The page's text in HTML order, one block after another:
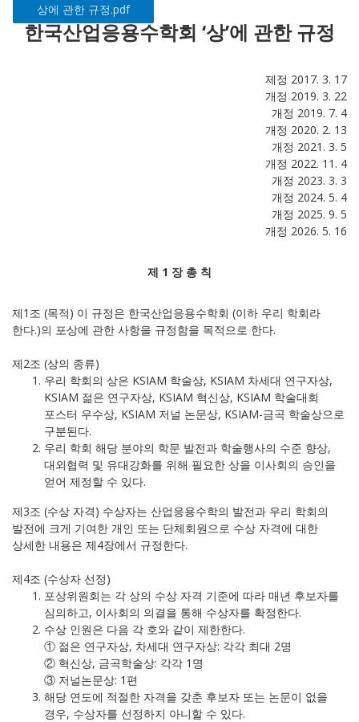
상에 관한 규정.pdf
한국산업응용수학회 ‘상’에 관한 규정
제정 2017. 3. 17
개정 2019. 3. 22
개정 2019. 7. 4
개정 2020. 2. 13
개정 2021. 3. 5
개정 2022. 11. 4
개정 2023. 3. 3
개정 2024. 5. 4
개정 2025. 9. 5
개정 2026. 5. 16
제 1 장 총 칙
제1조 (목적) 이 규정은 한국산업응용수학회 (이하 우리 학회라
한다.)의 포상에 관한 사항을 규정함을 목적으로 한다.
제2조 (상의 종류)
우리 학회의 상은 KSIAM 학술상, KSIAM 차세대 연구자상,
KSIAM 젊은 연구자상, KSIAM 혁신상, KSIAM 학술대회
포스터 우수상, KSIAM 저널 논문상, KSIAM-금곡 학술상으로
구분된다.
우리 학회 해당 분야의 학문 발전과 학술행사의 수준 향상,
대외협력 및 유대강화를 위해 필요한 상을 이사회의 승인을
얻어 제정할 수 있다.
제3조 (수상 자격) 수상자는 산업응용수학의 발전과 우리 학회의
발전에 크게 기여한 개인 또는 단체회원으로 수상 자격에 대한
상세한 내용은 제4장에서 규정한다.
제4조 (수상자 선정)
포상위원회는 각 상의 수상 자격 기준에 따라 매년 후보자를
심의하고, 이사회의 의결을 통해 수상자를 확정한다.
수상 인원은 다음 각 호와 같이 제한한다.
① 젊은 연구자상, 차세대 연구자상: 각각 최대 2명
② 혁신상, 금곡학술상: 각각 1명
③ 저널논문상: 1편
해당 연도에 적절한 자격을 갖춘 후보자 또는 논문이 없을
경우, 수상자를 선정하지 아니할 수 있다.